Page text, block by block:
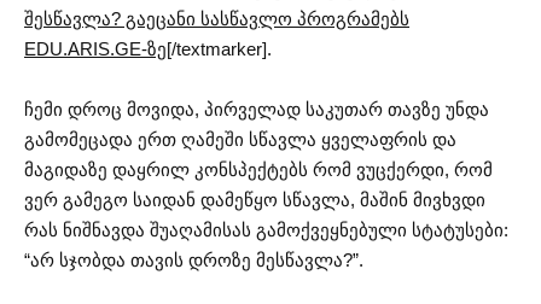
შესწავლა? გაეცანი სასწავლო პროგრამებს
EDU.ARIS.GE-ზე[/textmarker].
ჩემი დროც მოვიდა, პირველად საკუთარ თავზე უნდა
გამომეცადა ერთ ღამეში სწავლა ყველაფრის და
მაგიდაზე დაყრილ კონსპექტებს რომ ვუცქერდი, რომ
ვერ გამეგო საიდან დამეწყო სწავლა, მაშინ მივხვდი
რას ნიშნავდა შუაღამისას გამოქვეყნებული სტატუსები:
“არ სჯობდა თავის დროზე მესწავლა?”.